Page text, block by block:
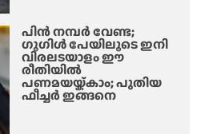
പിൻ നമ്പർ വേണ്ട;
ഗൂഗിൾ പേയിലൂടെ ഇനി
വിരലടയാളം ഈ
രീതിയിൽ
പണമയയ്ക്കാം; പുതിയ
ഫീച്ചർ ഇങ്ങനെ